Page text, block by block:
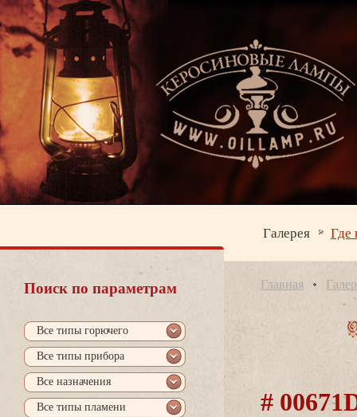
Галерея Где
Поиск по параметрам
се типы горючего
се типы прибора
се назначения
се типы пламени
Главная
#